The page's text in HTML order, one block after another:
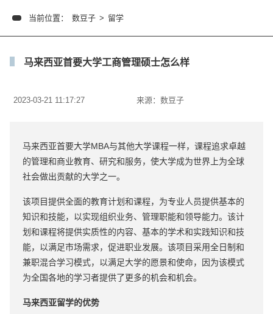
当前位置： 数豆子 > 留学
马来西亚首要大学工商管理硕士怎么样
2023-03-21 11:17:27 来源： 数豆子
马来西亚首要大学MBA与其他大学课程一样，课程追求卓越
的管理和商业教育、研究和服务，使大学成为世界上为全球
社会做出贡献的大学之一。
该项目提供全面的教育计划和课程，为专业人员提供基本的
知识和技能，以实现组织业务、管理职能和领导能力。该计
划和课程将提供实质性的内容、基本的学术和实践知识和技
能，以满足市场需求，促进职业发展。该项目采用全日制和
兼职混合学习模式，以满足大学的愿景和使命，因为该模式
为全国各地的学习者提供了更多的机会和机会。
马来西亚留学的优势